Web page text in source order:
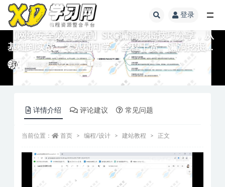
登录
【网络安全必备教程】SRC漏洞挖掘技巧分享，从
基础到实战，零基础可学，全程干货。漏洞挖掘
渗透测试 攻防演练
建站教程 2 年前
详情介绍 评论建议 常见问题
当前位置： 首页 编程/设计 建站教程 正文